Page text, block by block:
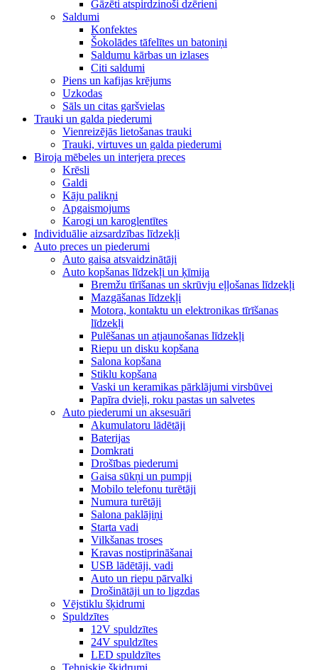
Gāzēti atspirdzinoši dzērieni
Saldumi
Konfektes
Šokolādes tāfelītes un batoniņi
Saldumu kārbas un izlases
Citi saldumi
Piens un kafijas krējums
Uzkodas
Sāls un citas garšvielas
Trauki un galda piederumi
Vienreizējās lietošanas trauki
Trauki, virtuves un galda piederumi
Biroja mēbeles un interjera preces
Krēsli
Galdi
Kāju palikņi
Apgaismojums
Karogi un karoglentītes
Individuālie aizsardzības līdzekļi
Auto preces un piederumi
Auto gaisa atsvaidzinātāji
Auto kopšanas līdzekļi un ķīmija
Bremžu tīrīšanas un skrūvju eļļošanas līdzekļi
Mazgāšanas līdzekļi
Motora, kontaktu un elektronikas tīrīšanas
līdzekļi
Pulēšanas un atjaunošanas līdzekļi
Riepu un disku kopšana
Salona kopšana
Stiklu kopšana
Vaski un keramikas pārklājumi virsbūvei
Papīra dvieļi, roku pastas un salvetes
Auto piederumi un aksesuāri
Akumulatoru lādētāji
Baterijas
Domkrati
Drošības piederumi
Gaisa sūkņi un pumpji
Mobilo telefonu turētāji
Numura turētāji
Salona paklājiņi
Starta vadi
Vilkšanas troses
Kravas nostiprināšanai
USB lādētāji, vadi
Auto un riepu pārvalki
Drošinātāji un to ligzdas
Vējstiklu šķidrumi
Spuldzītes
12V spuldzītes
24V spuldzītes
LED spuldzītes
Tehniskie šķidrumi